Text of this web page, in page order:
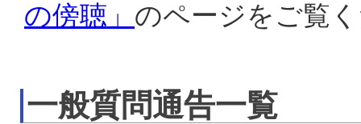
の傍聴」 のページをご覧
一般質問通告一覧